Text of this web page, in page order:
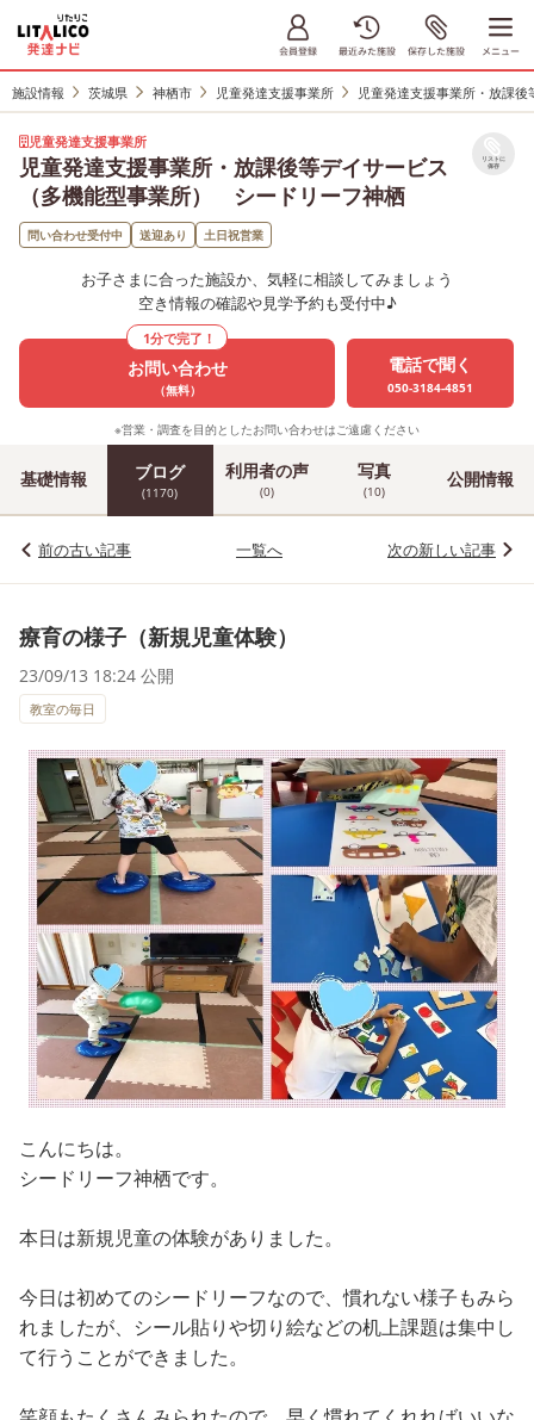
施設情報 茨城県 神栖市 児童発達支援事業所 児童発達支援事業所・放課
児童発達支援事業所
児童発達支援事業所・放課後等デイサービス
（多機能型事業所） シードリーフ神栖
リストに
保存
問い合わせ受付中 送迎あり 土日祝営業
お子さまに合った施設か、気軽に相談してみましょう
空き情報の確認や見学予約も受付中♪
1分で完了！
お問い合わせ
（無料）
電話で聞く
050-3184-4851
※営業・調査を目的としたお問い合わせはご遠慮ください
基礎情報 ブログ
(1170)
利用者の声
(0)
写真
(10)
公開情報
前の古い記事 一覧へ 次の新しい記事
療育の様子（新規児童体験）
23/09/13 18:24 公開
教室の毎日
こんにちは。
シードリーフ神栖です。
本日は新規児童の体験がありました。
今日は初めてのシードリーフなので、慣れない様子もみら
れましたが、シール貼りや切り絵などの机上課題は集中し
て行うことができました。